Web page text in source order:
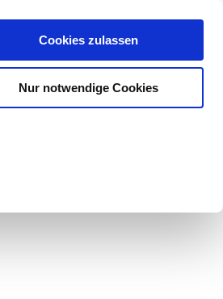
Cookies zulassen
Nur notwendige Cookies
0,00 €